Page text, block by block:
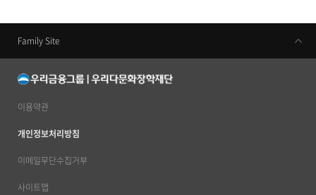
이용약관
개인정보처리방침
이메일무단수집거부
사이트맵
Family Site
우리금융지주
우리은행
동양생명
우리카드
우리금융캐피탈
우리투자증권